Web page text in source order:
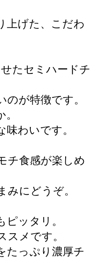
上げた、こだわ
たセミハードチ
が特徴です。
わいです。
チ食感が楽しめ
みにどうぞ。
ッタリ。
スメです。
たっぷり濃厚チ